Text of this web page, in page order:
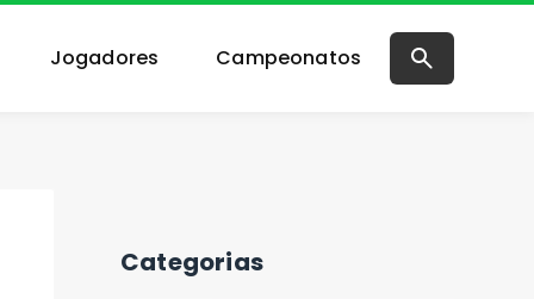
Jogadores Campeonatos
Categorias